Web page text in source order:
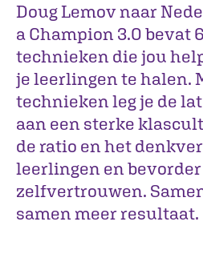
Doug Lemov naar
a Champion 3.0 bevat
technieken die jou
je leerlingen te halen.
technieken leg je de
aan een sterke
de ratio en het
leerlingen en
zelfvertrouwen.
samen meer resultaat.